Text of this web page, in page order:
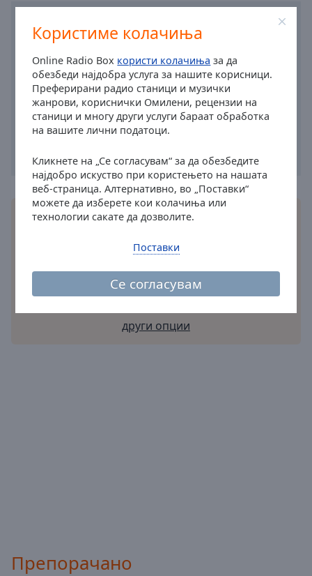
Користиме колачиња
Online Radio Box користи колачиња за да
обезбеди најдобра услуга за нашите корисници.
Преферирани радио станици и музички
жанрови, кориснички Омилени, рецензии на
станици и многу други услуги бараат обработка
на вашите лични податоци.
Кликнете на „Се согласувам“ за да обезбедите
најдобро искуство при користењето на нашата
веб-страница. Алтернативно, во „Поставки“
можете да изберете кои колачиња или
технологии сакате да дозволите.
Се согласувам
Поставки
Background
Opacity
Family
Reset
Инсталирајте ја бесплатната Online Radio Box
слушајте ги вашите омилени радио станици
други опции
Препорачано